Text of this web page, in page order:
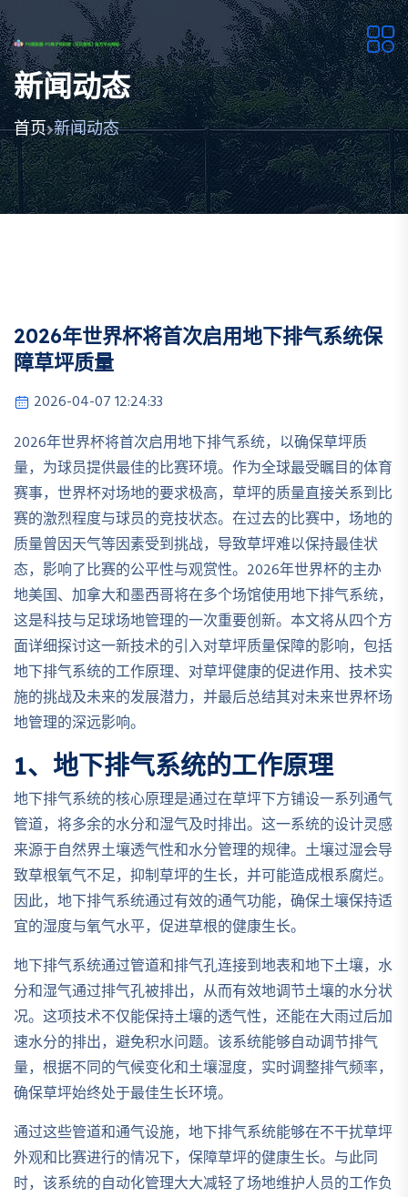
新闻动态
首页 新闻动态
2026年世界杯将首次启用地下排气系统保
障草坪质量
2026-04-07 12:24:33
2026年世界杯将首次启用地下排气系统，以确保草坪质
量，为球员提供最佳的比赛环境。作为全球最受瞩目的体育
赛事，世界杯对场地的要求极高，草坪的质量直接关系到比
赛的激烈程度与球员的竞技状态。在过去的比赛中，场地的
质量曾因天气等因素受到挑战，导致草坪难以保持最佳状
态，影响了比赛的公平性与观赏性。2026年世界杯的主办
地美国、加拿大和墨西哥将在多个场馆使用地下排气系统，
这是科技与足球场地管理的一次重要创新。本文将从四个方
面详细探讨这一新技术的引入对草坪质量保障的影响，包括
地下排气系统的工作原理、对草坪健康的促进作用、技术实
施的挑战及未来的发展潜力，并最后总结其对未来世界杯场
地管理的深远影响。
1、地下排气系统的工作原理
地下排气系统的核心原理是通过在草坪下方铺设一系列通气
管道，将多余的水分和湿气及时排出。这一系统的设计灵感
来源于自然界土壤透气性和水分管理的规律。土壤过湿会导
致草根氧气不足，抑制草坪的生长，并可能造成根系腐烂。
因此，地下排气系统通过有效的通气功能，确保土壤保持适
宜的湿度与氧气水平，促进草根的健康生长。
地下排气系统通过管道和排气孔连接到地表和地下土壤，水
分和湿气通过排气孔被排出，从而有效地调节土壤的水分状
况。这项技术不仅能保持土壤的透气性，还能在大雨过后加
速水分的排出，避免积水问题。该系统能够自动调节排气
量，根据不同的气候变化和土壤湿度，实时调整排气频率，
确保草坪始终处于最佳生长环境。
通过这些管道和通气设施，地下排气系统能够在不干扰草坪
外观和比赛进行的情况下，保障草坪的健康生长。与此同
时，该系统的自动化管理大大减轻了场地维护人员的工作负